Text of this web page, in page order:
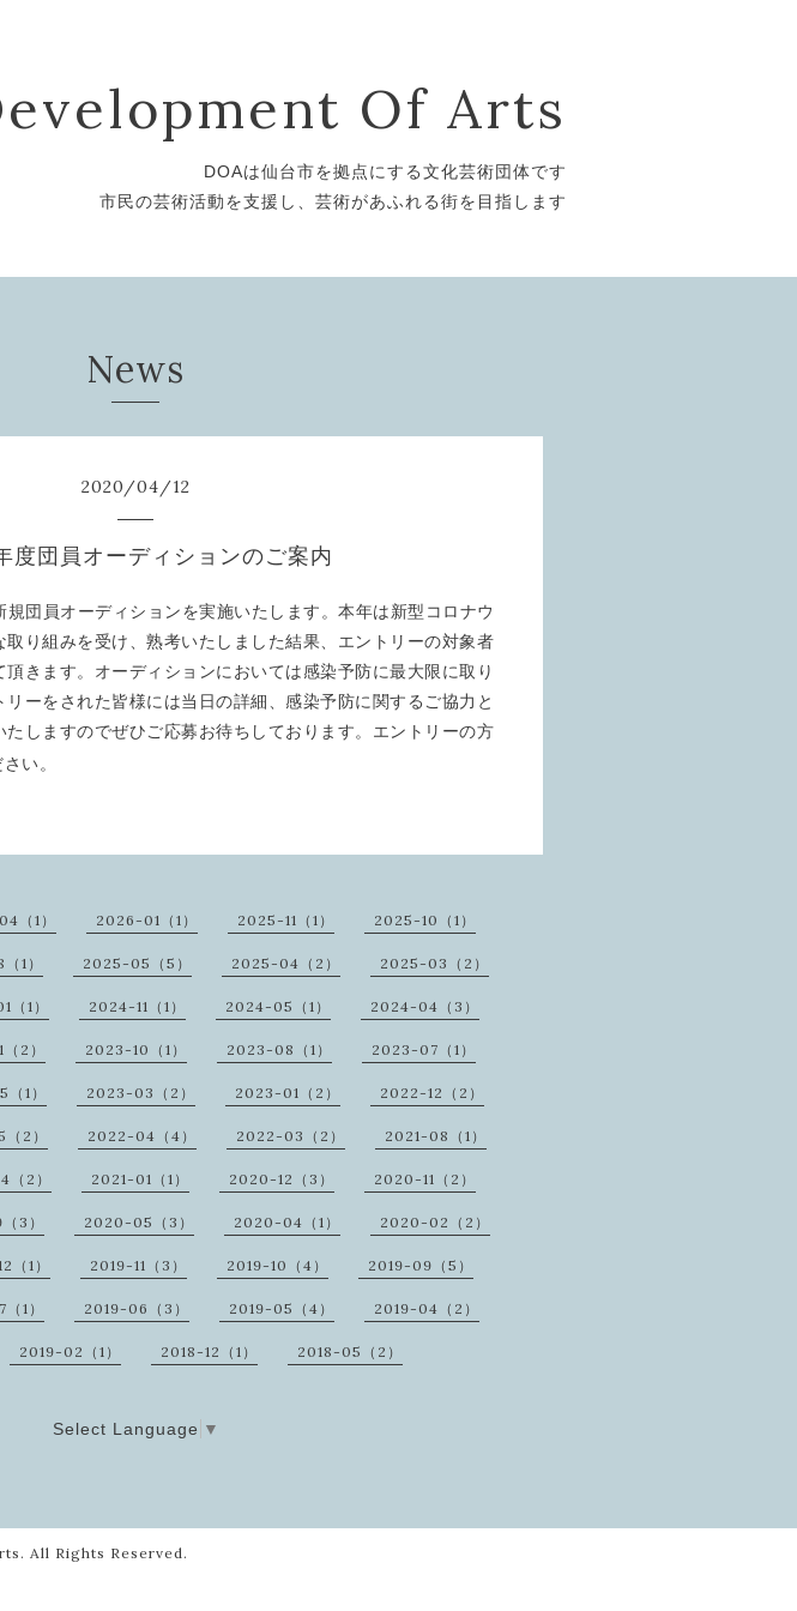
Of Arts
DOAは仙台市を拠点にする文化芸術団体です
市民の芸術活動を支援し、芸術があふれる街を目指します
News
2020/04/12
度団員オーディションのご案内
規団員オーディションを実施いたします。本年は新型コロナウ
り組みを受け、熟考いたしました結果、エントリーの対象者
きます。オーディションにおいては感染予防に最大限に取り
ーをされた皆様には当日の詳細、感染予防に関するご協力と
しますのでぜひご応募お待ちしております。エントリーの方
い。
（1） 2026-01（1） 2025-11（1） 2025-10（1）
1） 2025-05（5） 2025-04（2） 2025-03（2）
1） 2024-11（1） 2024-05（1） 2024-04（3）
2） 2023-10（1） 2023-08（1） 2023-07（1）
1） 2023-03（2） 2023-01（2） 2022-12（2）
2） 2022-04（4） 2022-03（2） 2021-08（1）
（2） 2021-01（1） 2020-12（3） 2020-11（2）
3） 2020-05（3） 2020-04（1） 2020-02（2）
（1） 2019-11（3） 2019-10（4） 2019-09（5）
1） 2019-06（3） 2019-05（4） 2019-04（2）
2019-02（1） 2018-12（1） 2018-05（2）
Select Language ▼
. All Rights Reserved.